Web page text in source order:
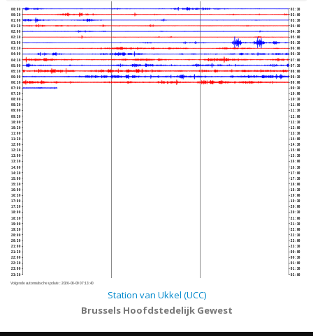
00:00
00:30
01:00
01:30
02:00
02:30
03:00
03:30
04:00
04:30
05:00
05:30
06:00
06:30
07:00
07:30
08:00
08:30
09:00
09:30
10:00
10:30
11:00
11:30
12:00
12:30
13:00
13:30
14:00
14:30
15:00
15:30
16:00
16:30
17:00
17:30
18:00
18:30
19:00
19:30
20:00
20:30
21:00
21:30
22:00
22:30
23:00
23:30
02:30
03:00
03:30
04:00
04:30
05:00
05:30
06:00
06:30
07:00
07:30
08:00
08:30
09:00
09:30
10:00
10:30
11:00
11:30
12:00
12:30
13:00
13:30
14:00
14:30
15:00
15:30
16:00
16:30
17:00
17:30
18:00
18:30
19:00
19:30
20:00
20:30
21:00
21:30
22:00
22:30
23:00
23:30
00:00
00:30
01:00
01:30
02:00
Volgende automatische update : 2026-08-09 07:13:40
Station van Ukkel (UCC)
Brussels Hoofdstedelijk Gewest